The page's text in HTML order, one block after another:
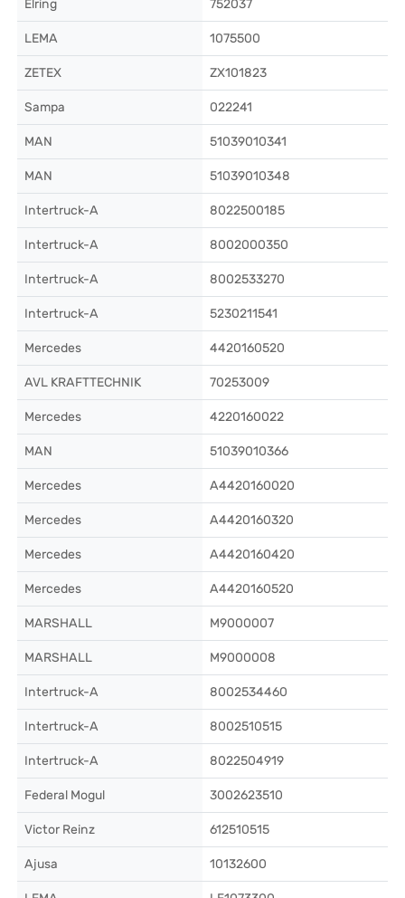
Elring 752037
LEMA 1075500
ZETEX ZX101823
Sampa 022241
MAN 51039010341
MAN 51039010348
Intertruck-A 8022500185
Intertruck-A 8002000350
Intertruck-A 8002533270
Intertruck-A 5230211541
Mercedes 4420160520
AVL KRAFTTECHNIK 70253009
Mercedes 4220160022
MAN 51039010366
Mercedes A4420160020
Mercedes A4420160320
Mercedes A4420160420
Mercedes A4420160520
MARSHALL M9000007
MARSHALL M9000008
Intertruck-A 8002534460
Intertruck-A 8002510515
Intertruck-A 8022504919
Federal Mogul 3002623510
Victor Reinz 612510515
Ajusa 10132600